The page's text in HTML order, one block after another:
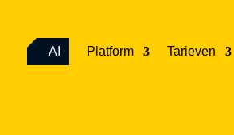
AI Platform Tarieven